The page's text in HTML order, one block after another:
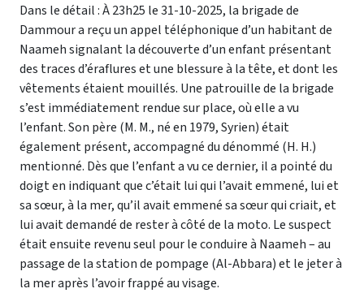
Dans le détail : À 23h25 le 31-10-2025, la brigade de
Dammour a reçu un appel téléphonique d’un habitant de
Naameh signalant la découverte d’un enfant présentant
des traces d’éraflures et une blessure à la tête, et dont les
vêtements étaient mouillés. Une patrouille de la brigade
s’est immédiatement rendue sur place, où elle a vu
l’enfant. Son père (M. M., né en 1979, Syrien) était
également présent, accompagné du dénommé (H. H.)
mentionné. Dès que l’enfant a vu ce dernier, il a pointé du
doigt en indiquant que c’était lui qui l’avait emmené, lui et
sa sœur, à la mer, qu’il avait emmené sa sœur qui criait, et
lui avait demandé de rester à côté de la moto. Le suspect
était ensuite revenu seul pour le conduire à Naameh – au
passage de la station de pompage (Al-Abbara) et le jeter à
la mer après l’avoir frappé au visage.